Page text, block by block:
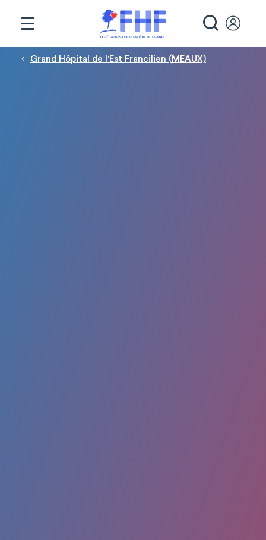
Fil d'Ariane
Grand Hôpital de l'Est Francilien (MEAUX)
Panneau de gestion des cookies